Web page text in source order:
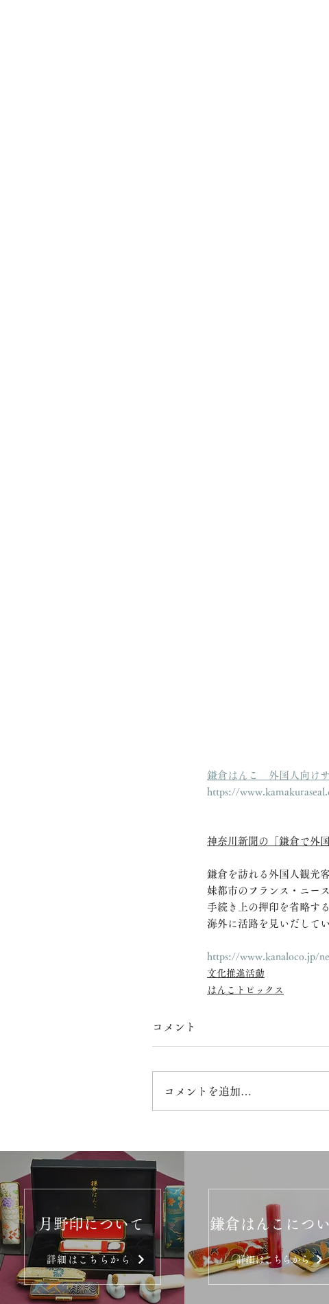
鎌倉はんこ　外国人向け
https://
神奈川新聞の「鎌倉で外
鎌倉を訪れる外国人観光
妹都市のフランス・ニー
手続き上の押印を省略す
海外に活路を見いだしてい
https://www.kanaloco.jp/
文化推進活動
はんこトピックス
コメント
コメントを追加…
月野印について
詳細はこちらから
鎌倉はんこにつ
詳細はこちらから